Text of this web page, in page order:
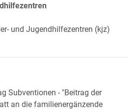
und Jugendhilfezentren (kjz)
Subventionen - "Beitrag der
an die familienergänzende